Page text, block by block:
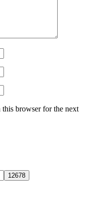
this browser for the next